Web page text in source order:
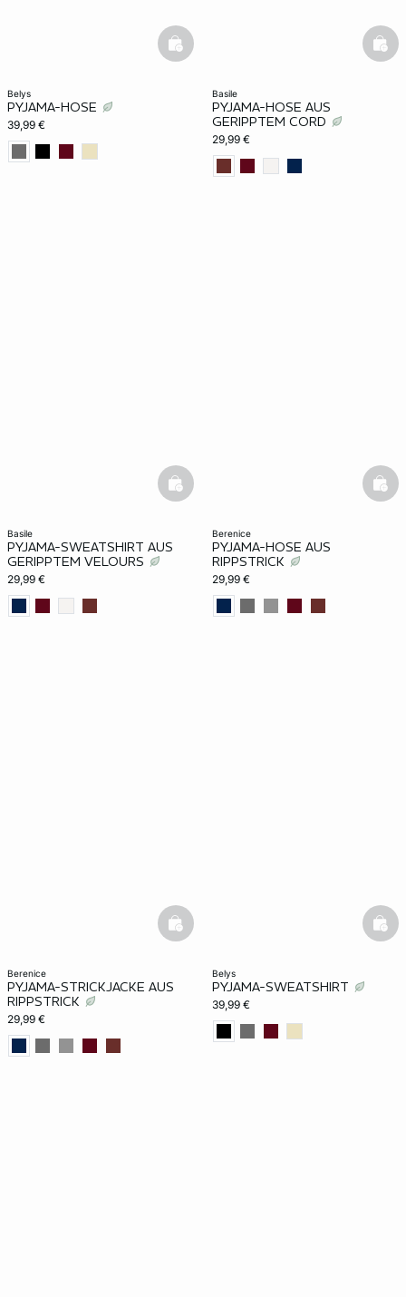
belys
PYJAMA-HOSE
39,99 €
basketfull
basile
PYJAMA-HOSE AUS
GERIPPTEM CORD
29,99 €
basile
PYJAMA-SWEATSHIRT AUS
GERIPPTEM VELOURS
29,99 €
basketfull
berenice
PYJAMA-HOSE AUS
RIPPSTRICK
29,99 €
berenice
PYJAMA-STRICKJACKE AUS
RIPPSTRICK
29,99 €
basketfull
belys
PYJAMA-SWEATSHIRT
39,99 €